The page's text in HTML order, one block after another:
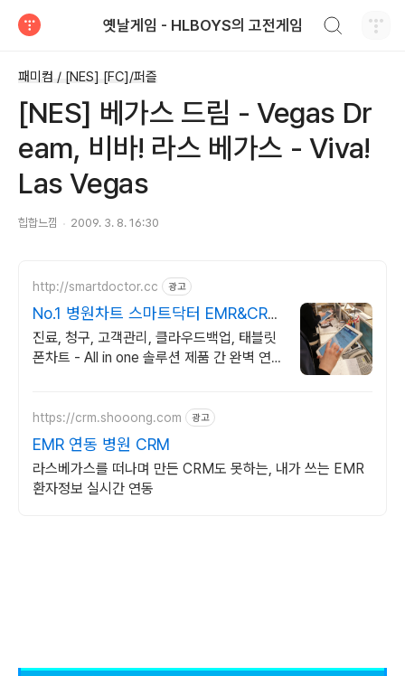
옛날게임 - HLBOYS의 고전게임
패미컴 / [NES] [FC]/퍼즐
[NES] 베가스 드림 - Vegas Dr
eam, 비바! 라스 베가스 - Viva!
Las Vegas
힙합느낌 2009. 3. 8. 16:30
http://smartdoctor.cc 광고
No.1 병원차트 스마트닥터 EMR&CRM
한번에 가능!
진료, 청구, 고객관리, 클라우드백업, 태블릿
폰차트 - All in one 솔루션 제품 간 완벽 연
https://crm.shooong.com 광고
EMR 연동 병원 CRM
라스베가스를 떠나며 만든 CRM도 못하는, 내가 쓰는 EMR
환자정보 실시간 연동